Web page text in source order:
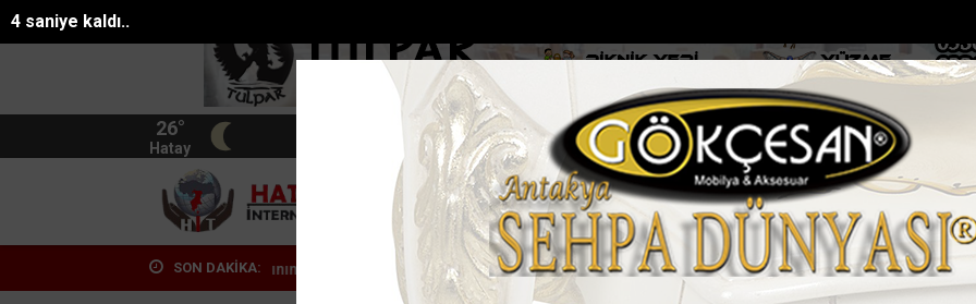
3 saniye kaldı..
26°
Hatay
13.744 DOLAR 46.2686 EURO 53.5186
HATAY GÜNDEM MAGAZİN KADIN-YAŞAM SPOR SAĞLIK
SON DAKİKA:
geçimini sağlayan kadının 2 buzağ... Tarsusta silahlı kavga: Kuzenlerden biri öldü... Milyonluk miras kavgasında anne-kız
Yazarlar Web TV